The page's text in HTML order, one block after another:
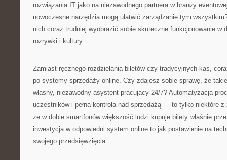
rozwiązania IT jako na niezawodnego partnera w branży
nowoczesne narzędzia mogą ułatwić zarządzanie tym
nich coraz trudniej wyobrazić sobie skuteczne funkcjonowanie w
rozrywki i kultury.
Zamiast ręcznego rozdzielania biletów czy tradycyjnych kas,
po systemy sprzedaży online. Czy zdajesz sobie sprawę, że
własny, niezawodny asystent pracujący 24/7? Automatyzacja
uczestników i pełna kontrola nad sprzedażą — to tylko niektóre
że w dobie smartfonów większość ludzi kupuje bilety właśnie
inwestycja w odpowiedni system online to jak postawienie na
swojego przedsięwzięcia.